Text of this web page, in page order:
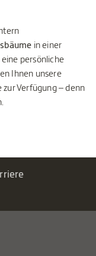
in einer
persönliche
Ihnen unsere
Verfügung – denn